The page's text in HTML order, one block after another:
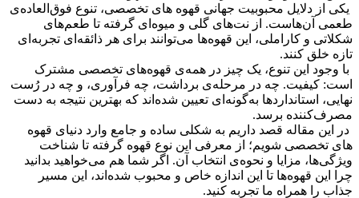
یکی از دلایل محبوبیت جهانی قهوه های تخصصی، تنوع فوق‌العاده‌ی
طعمی آن‌هاست. از نت‌های گلی و میوه‌ای گرفته تا طعم‌های
شکلاتی و کاراملی، این قهوه‌ها می‌توانند برای هر ذائقه‌ای تجربه‌ای
تازه خلق کنند.
با وجود این تنوع، یک چیز در همه‌ی قهوه‌های تخصصی مشترک
است: کیفیت. چه در مرحله‌ی برداشت، چه فرآوری، و چه در رُست
نهایی، استانداردها به‌گونه‌ای تعیین شده‌اند که بهترین نتیجه به دست
مصرف‌کننده برسد.
در این مقاله قصد داریم به شکلی ساده و جامع وارد دنیای قهوه
های تخصصی شویم؛ از معرفی این نوع قهوه گرفته تا شناخت
ویژگی‌ها، مزایا و نحوه‌ی انتخاب آن. اگر شما هم می‌خواهید بدانید
چرا این قهوه‌ها تا این اندازه خاص و محبوب شده‌اند، این مسیر
جذاب را همراه ما تجربه کنید.